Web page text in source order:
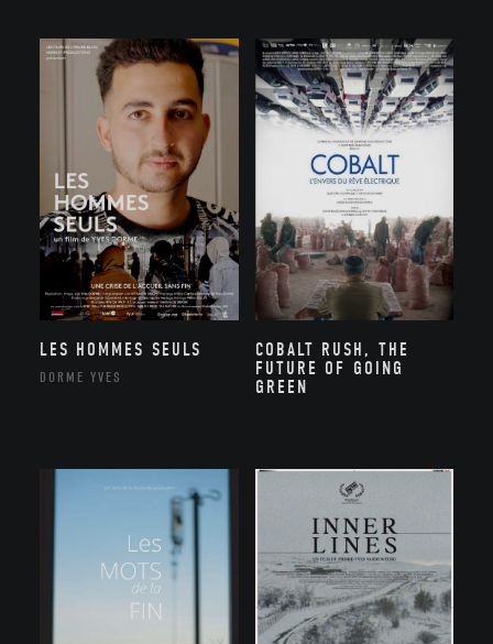
LES HOMMES SEULS
DORME YVES
COBALT RUSH, THE
FUTURE OF GOING
GREEN